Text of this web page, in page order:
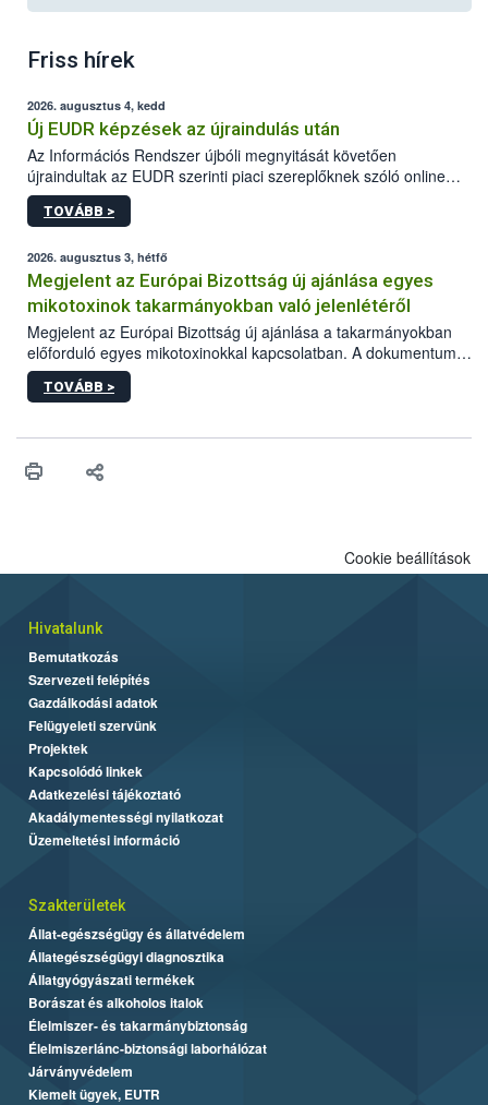
Friss hírek
2026. augusztus 4, kedd
Új EUDR képzések az újraindulás után
Az Információs Rendszer újbóli megnyitását követően
újraindultak az EUDR szerinti piaci szereplőknek szóló online
képzések.
TOVÁBB >
2026. augusztus 3, hétfő
Megjelent az Európai Bizottság új ajánlása egyes
mikotoxinok takarmányokban való jelenlétéről
Megjelent az Európai Bizottság új ajánlása a takarmányokban
előforduló egyes mikotoxinokkal kapcsolatban. A dokumentum
2027-től új irányértékek alkalmazását írja elő, és a jelenleg
hatályos uniós ajánlások helyébe lép.
TOVÁBB >
Cookie beállítások
Hivatalunk
Bemutatkozás
Szervezeti felépítés
Gazdálkodási adatok
Felügyeleti szervünk
Projektek
Kapcsolódó linkek
Adatkezelési tájékoztató
Akadálymentességi nyilatkozat
Üzemeltetési információ
Szakterületek
Állat-egészségügy és állatvédelem
Állategészségügyi diagnosztika
Állatgyógyászati termékek
Borászat és alkoholos italok
Élelmiszer- és takarmánybiztonság
Élelmiszerlánc-biztonsági laborhálózat
Járványvédelem
Kiemelt ügyek, EUTR